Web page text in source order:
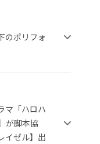
のポリフォ
マ「ハロハ
が脚本協
イゼル】出